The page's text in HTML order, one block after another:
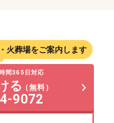
火葬場をご案内します
間365日対応
る（無料）
9072